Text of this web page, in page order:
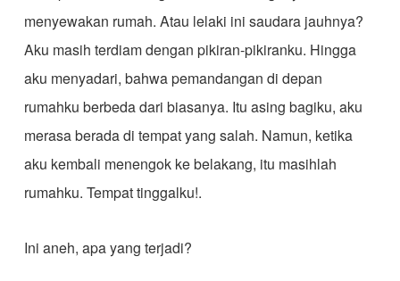
menyewakan rumah. Atau lelaki ini saudara jauhnya?
Aku masih terdiam dengan pikiran-pikiranku. Hingga
aku menyadari, bahwa pemandangan di depan
rumahku berbeda dari biasanya. Itu asing bagiku, aku
merasa berada di tempat yang salah. Namun, ketika
aku kembali menengok ke belakang, itu masihlah
rumahku. Tempat tinggalku!.
Ini aneh, apa yang terjadi?